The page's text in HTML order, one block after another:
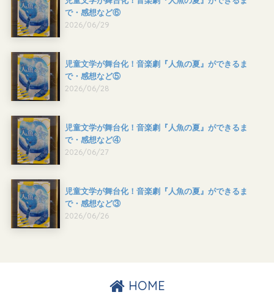
で・感想など⑥
2026/06/29
児童文学が舞台化！音楽劇『人魚の夏』ができるま
で・感想など⑤
2026/06/28
児童文学が舞台化！音楽劇『人魚の夏』ができるま
で・感想など④
2026/06/27
児童文学が舞台化！音楽劇『人魚の夏』ができるま
で・感想など③
2026/06/26
HOME